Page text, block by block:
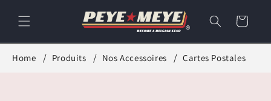
passer
au
Panier
Home Produits Nos Accessoires Cartes Postales